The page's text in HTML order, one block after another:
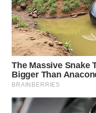
WN
INDRAMAYU
WN
KUNINGAN
WN